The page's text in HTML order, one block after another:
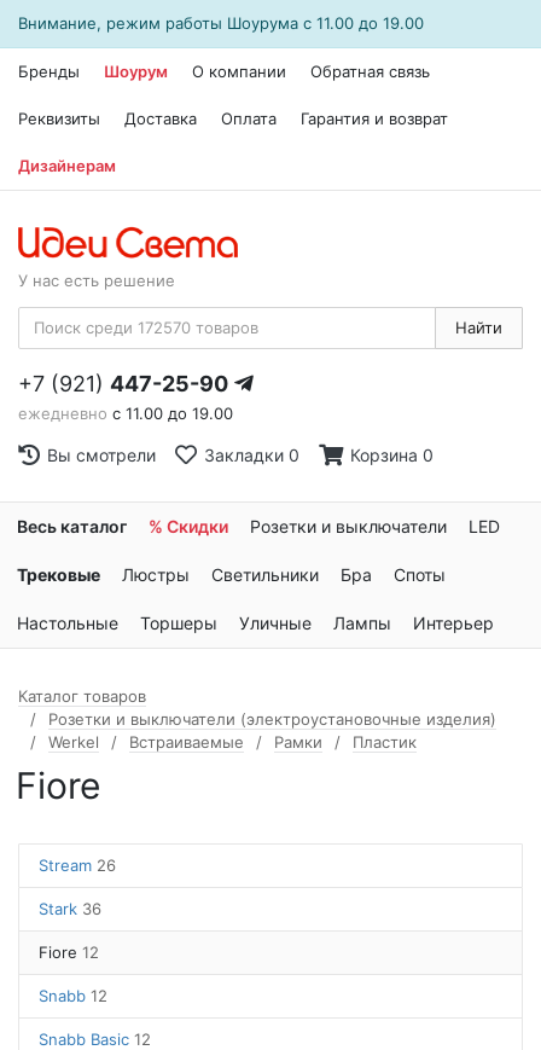
Внимание, режим работы Шоурума с 11.00 до 19.00
Бренды Шоурум О компании Обратная связь
Реквизиты Доставка Оплата Гарантия и возврат
Дизайнерам
У нас есть решение
Найти
+7 (921) 447-25-90
ежедневно с 11.00 до 19.00
Вы смотрели Закладки 0 Корзина 0
Весь каталог % Скидки Розетки и выключатели LED
Трековые Люстры Светильники Бра Споты
Настольные Торшеры Уличные Лампы Интерьер
Каталог товаров
Розетки и выключатели (электроустановочные изделия)
Werkel
Встраиваемые Рамки Пластик
Fiore
Stream 26
Stark 36
Fiore 12
Snabb 12
Snabb Basic 12